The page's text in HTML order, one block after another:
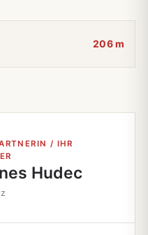
206 m
/ IHR
Hudec